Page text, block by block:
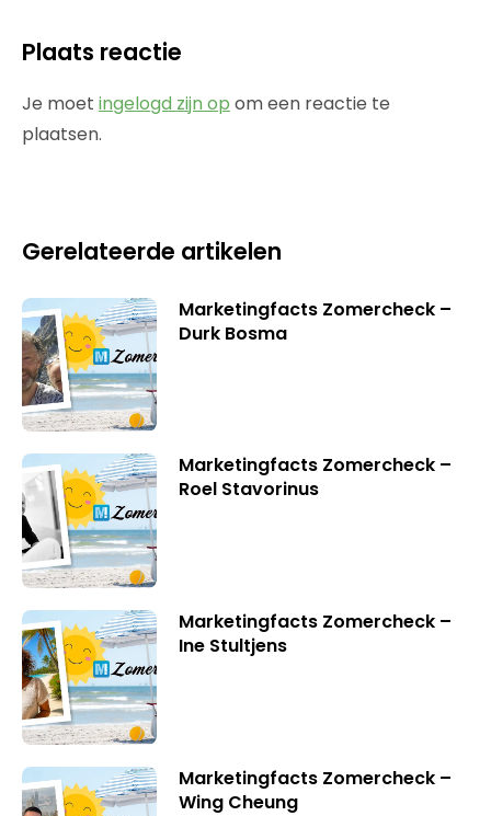
Plaats reactie
Je moet ingelogd zijn op om een reactie te
plaatsen.
Gerelateerde artikelen
Marketingfacts Zomercheck –
Durk Bosma
Marketingfacts Zomercheck –
Roel Stavorinus
Marketingfacts Zomercheck –
Ine Stultjens
Marketingfacts Zomercheck –
Wing Cheung